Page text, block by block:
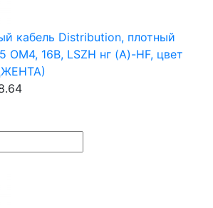
кабель Distribution, плотный
OM4, 16В, LSZH нг (A)-HF, цвет